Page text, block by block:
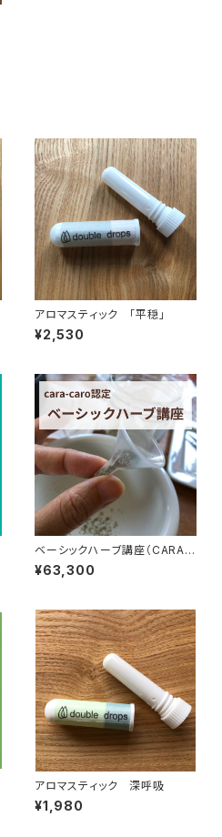
アロマスティック 「平穏」
¥2,530
ベーシックハーブ講座（CARA-
CARO認定）
¥63,300
アロマスティック 深呼吸
¥1,980